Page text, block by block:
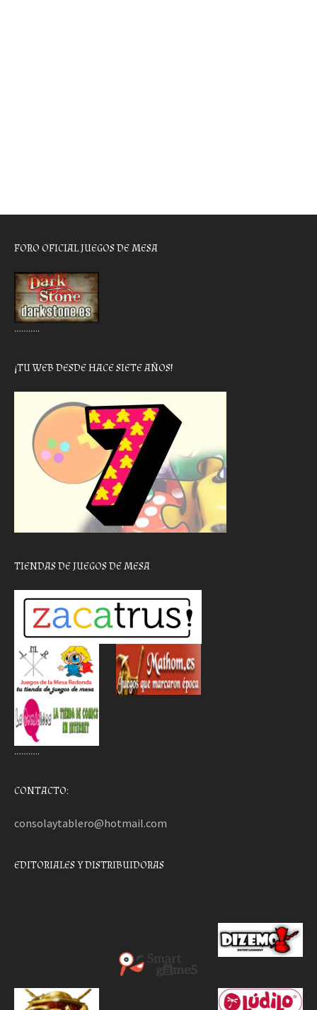
FORO OFICIAL JUEGOS DE MESA
………..
¡TU WEB DESDE HACE SIETE AÑOS!
TIENDAS DE JUEGOS DE MESA
………..
CONTACTO:
consolaytablero@hotmail.com
EDITORIALES Y DISTRIBUIDORAS